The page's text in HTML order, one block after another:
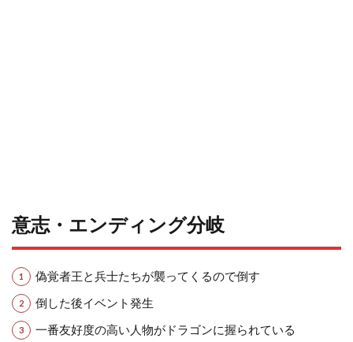
意志・エンディング分岐
偽覚者王と兵士たちが襲ってくるので倒す
倒した後イベント発生
一番友好度の高い人物がドラゴンに握られている